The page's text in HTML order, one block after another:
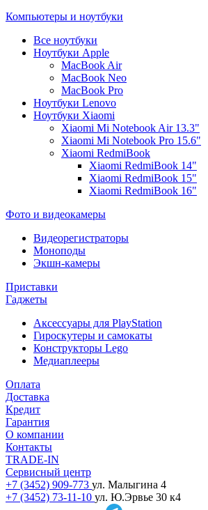
Компьютеры и ноутбуки
Все ноутбуки
Ноутбуки Apple
MacBook Air
MacBook Neo
MacBook Pro
Ноутбуки Lenovo
Ноутбуки Xiaomi
Xiaomi Mi Notebook Air 13.3"
Xiaomi Mi Notebook Pro 15.6"
Xiaomi RedmiBook
Xiaomi RedmiBook 14"
Xiaomi RedmiBook 15"
Xiaomi RedmiBook 16"
Фото и видеокамеры
Видеорегистраторы
Моноподы
Экшн-камеры
Приставки
Гаджеты
Аксессуары для PlayStation
Гироскутеры и самокаты
Конструкторы Lego
Медиаплееры
Оплата
Доставка
Кредит
Гарантия
О компании
Контакты
TRADE-IN
Сервисный центр
+7 (3452) 909-773 ул. Малыгина 4
+7 (3452) 73-11-10 ул. Ю.Эрвье 30 к4